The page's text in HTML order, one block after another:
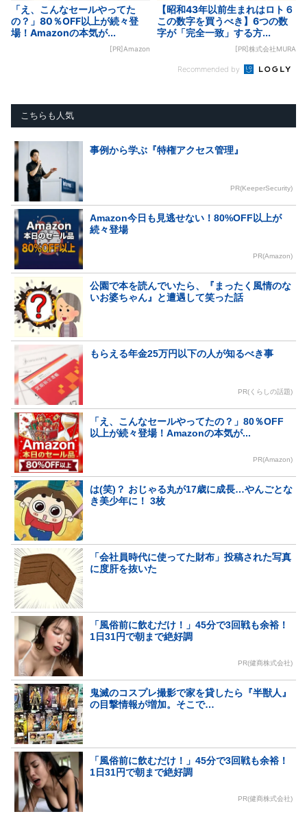
「え、こんなセールやってた
の？」80％OFF以上が続々登
場！Amazonの本気が...
[PR]Amazon
【昭和43年以前生まれはロト６
この数字を買うべき】6つの数
字が「完全一致」する方...
[PR]株式会社MURA
Recommended by
こちらも人気
事例から学ぶ『特権アクセス管理』
PR(KeeperSecurity)
Amazon今日も見逃せない！80%OFF以上が
続々登場
PR(Amazon)
公園で本を読んでいたら、『まったく風情のな
いお婆ちゃん』と遭遇して笑った話
もらえる年金25万円以下の人が知るべき事
PR(くらしの話題)
「え、こんなセールやってたの？」80％OFF
以上が続々登場！Amazonの本気が...
PR(Amazon)
は(笑)？ おじゃる丸が17歳に成長…やんごとな
き美少年に！ 3枚
「会社員時代に使ってた財布」投稿された写真
に度肝を抜いた
「風俗前に飲むだけ！」45分で3回戦も余裕！
1日31円で朝まで絶好調
PR(健商株式会社)
鬼滅のコスプレ撮影で家を貸したら『半獣人』
の目撃情報が増加。そこで…
「風俗前に飲むだけ！」45分で3回戦も余裕！
1日31円で朝まで絶好調
PR(健商株式会社)